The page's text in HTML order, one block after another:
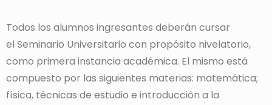
Todos los alumnos ingresantes deberán cursar
el Seminario Universitario con propósito nivelatorio,
como primera instancia académica. El mismo está
compuesto por las siguientes materias: matemática;
física, técnicas de estudio e introducción a la